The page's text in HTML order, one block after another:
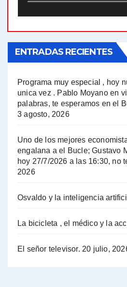
ENTRADAS RECIENTES
Programa muy especial , hoy
unica vez . Pablo Moyano en
palabras, te esperamos en el
3 agosto, 2026
Uno de los mejores
engalana a el Bucle; Gustavo
hoy 27/7/2026 a las 16:30, no
2026
Osvaldo y la inteligencia
La bicicleta , el médico y la
El señor televisor. 20 julio,